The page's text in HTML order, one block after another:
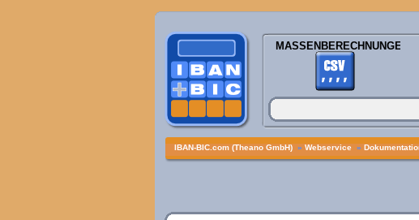
MASSENBERECHNUNGEN
IBAN-BIC.com (Theano GmbH) » Webservice »